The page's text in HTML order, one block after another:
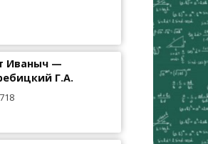
Иваныч —
Г.А.
718